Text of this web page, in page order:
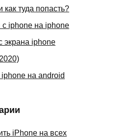
как туда попасть?
с iphone на iphone
экрана iphone
на android
iPhone на всех